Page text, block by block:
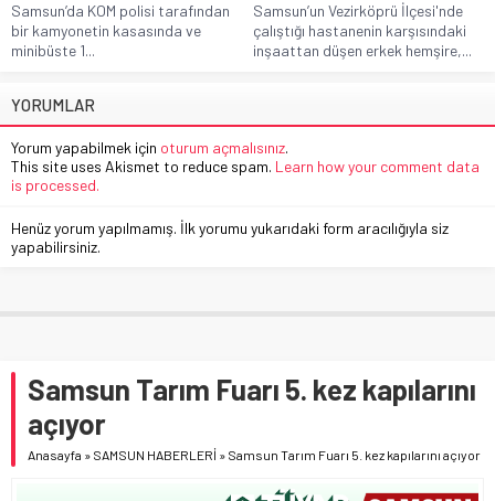
Samsun’da KOM polisi tarafından
bir kamyonetin kasasında ve
minibüste 1...
Samsun’un Vezirköprü İlçesi'nde
çalıştığı hastanenin karşısındaki
inşaattan düşen erkek hemşire,...
YORUMLAR
Yorum yapabilmek için oturum açmalısınız.
This site uses Akismet to reduce spam. Learn how your comment data
is processed.
Henüz yorum yapılmamış. İlk yorumu yukarıdaki form aracılığıyla siz
yapabilirsiniz.
Samsun Tarım Fuarı 5. kez kapılarını
açıyor
Anasayfa » SAMSUN HABERLERİ » Samsun Tarım Fuarı 5. kez kapılarını açıyor